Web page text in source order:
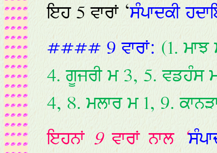
ਇਹ 5 ਵਾਰਾਂ ‘ਸੰਪਾਦਕੀ
#### 9 ਵਾਰਾਂ:(1.
4. ਗੂਜਰੀ ਮ 3, 5. ਵਡਹੰਸ
4, 8. ਮਲਾਰ ਮ 1, 9.
ਇਹਨਾਂ 9ਵਾਰਾਂ ਨਾਲ‘